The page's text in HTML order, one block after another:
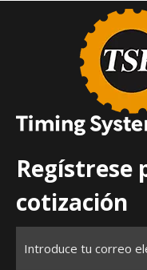
Regístrese
cotización